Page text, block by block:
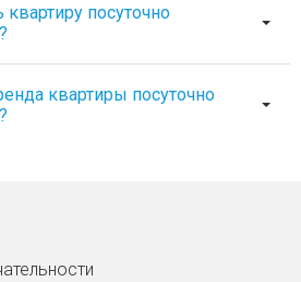
посуточно
квартиры посуточно